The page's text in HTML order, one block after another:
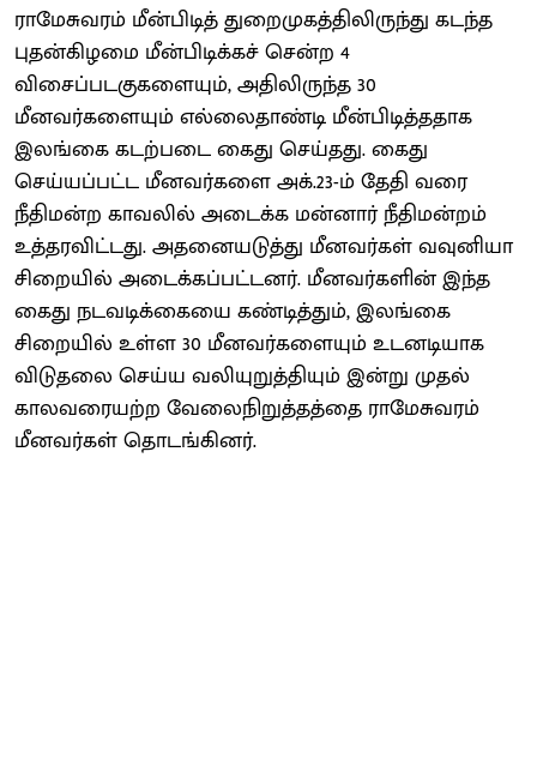
ராமேசுவரம் மீன்பிடித் துறைமுகத்திலிருந்து கடந்த
புதன்கிழமை மீன்பிடிக்கச் சென்ற 4
விசைப்படகுகளையும், அதிலிருந்த 30
மீனவர்களையும் எல்லைதாண்டி மீன்பிடித்ததாக
இலங்கை கடற்படை கைது செய்தது. கைது
செய்யப்பட்ட மீனவர்களை அக்.23-ம் தேதி வரை
நீதிமன்ற காவலில் அடைக்க மன்னார் நீதிமன்றம்
உத்தரவிட்டது. அதனையடுத்து மீனவர்கள் வவுனியா
சிறையில் அடைக்கப்பட்டனர். மீனவர்களின் இந்த
கைது நடவடிக்கையை கண்டித்தும், இலங்கை
சிறையில் உள்ள 30 மீனவர்களையும் உடனடியாக
விடுதலை செய்ய வலியுறுத்தியும் இன்று முதல்
காலவரையற்ற வேலைநிறுத்தத்தை ராமேசுவரம்
மீனவர்கள் தொடங்கினர்.